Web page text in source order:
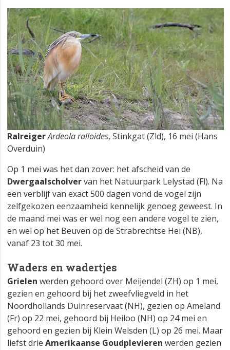
RalreigerArdeola ralloides, Stinkgat (Zld), 16 mei (Hans
Overduin)
Op 1 mei was het dan zover: het afscheid van de
Dwergaalscholvervan het Natuurpark Lelystad (Fl). Na
een verblijf van exact 500 dagen vond de vogel zijn
zelfgekozen eenzaamheid kennelijk genoeg geweest. In
de maand mei was er wel nog een andere vogel te zien,
en wel op het Beuven op de Strabrechtse Hei (NB),
vanaf 23 tot 30 mei.
Waders en wadertjes
Grielen werden gehoord over Meijendel (ZH) op 1 mei,
gezien en gehoord bij het zweefvliegveld in het
Noordhollands Duinreservaat (NH), gezien op Ameland
(Fr) op 22 mei, gehoord bij Heiloo (NH) op 24 mei en
gehoord en gezien bij Klein Welsden (L) op 26 mei. Maar
liefst drie Amerikaanse Goudplevieren werden gezien